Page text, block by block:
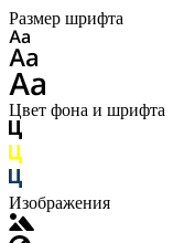
Размер шрифта
Цвет фона и шрифта
Изображения